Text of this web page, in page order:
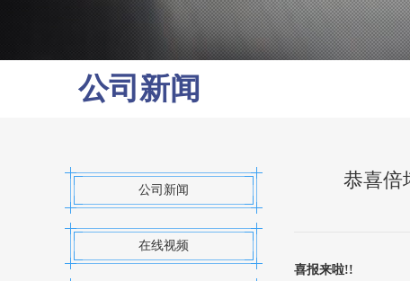
公司新闻
公司新闻
在线视频
恭喜倍
喜报来啦!!